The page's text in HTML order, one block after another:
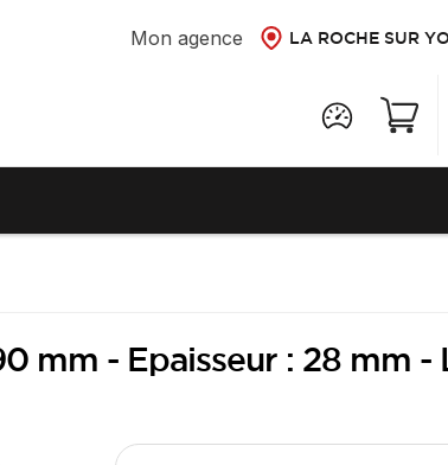
Mon agence LA ROCHE SUR
mm - Epaisseur : 28 mm -